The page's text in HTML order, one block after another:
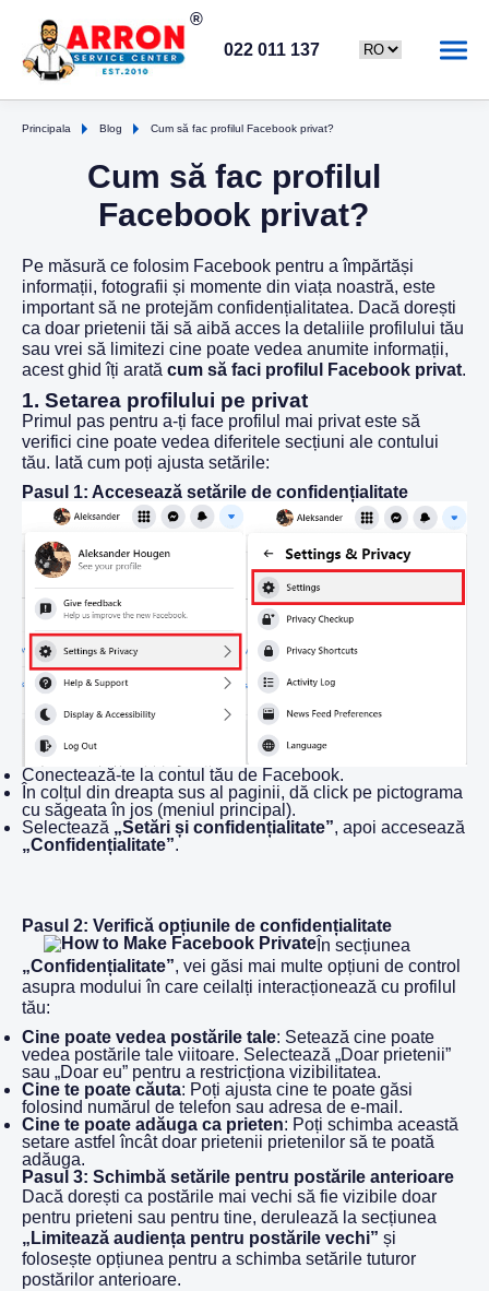
022 011 137
Principala Blog Cum să fac profilul Facebook privat?
Cum să fac profilul
Facebook privat?
Pe măsură ce folosim Facebook pentru a împărtăși
informații, fotografii și momente din viața noastră, este
important să ne protejăm confidențialitatea. Dacă dorești
ca doar prietenii tăi să aibă acces la detaliile profilului tău
sau vrei să limitezi cine poate vedea anumite informații,
acest ghid îți arată cum să faci profilul Facebook privat.
1. Setarea profilului pe privat
Primul pas pentru a-ți face profilul mai privat este să
verifici cine poate vedea diferitele secțiuni ale contului
tău. Iată cum poți ajusta setările:
Pasul 1: Accesează setările de confidențialitate
Conectează-te la contul tău de Facebook.
În colțul din dreapta sus al paginii, dă click pe pictograma
cu săgeata în jos (meniul principal).
Selectează „Setări și confidențialitate”, apoi accesează
„Confidențialitate”.
Pasul 2: Verifică opțiunile de confidențialitate
În secțiunea
„Confidențialitate”, vei găsi mai multe opțiuni de control
asupra modului în care ceilalți interacționează cu profilul
tău:
Cine poate vedea postările tale: Setează cine poate
vedea postările tale viitoare. Selectează „Doar prietenii”
sau „Doar eu” pentru a restricționa vizibilitatea.
Cine te poate căuta: Poți ajusta cine te poate găsi
folosind numărul de telefon sau adresa de e-mail.
Cine te poate adăuga ca prieten: Poți schimba această
setare astfel încât doar prietenii prietenilor să te poată
adăuga.
Pasul 3: Schimbă setările pentru postările anterioare
Dacă dorești ca postările mai vechi să fie vizibile doar
pentru prieteni sau pentru tine, derulează la secțiunea
„Limitează audiența pentru postările vechi” și
folosește opțiunea pentru a schimba setările tuturor
postărilor anterioare.